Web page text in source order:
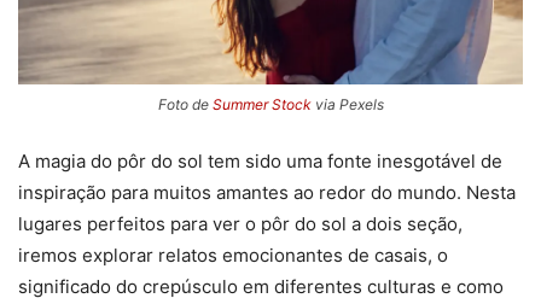
Foto de Summer Stockvia Pexels
A magia do pôr do sol tem sido uma fonte inesgotável de
inspiração para muitos amantes ao redor do mundo. Nesta
lugares perfeitos para ver o pôr do sol a dois seção,
iremos explorar relatos emocionantes de casais, o
significado do crepúsculo em diferentes culturas e como